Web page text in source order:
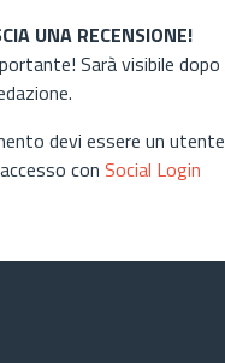
UNA RECENSIONE!
Sarà visibile dopo
devi essere un utente
con Social Login